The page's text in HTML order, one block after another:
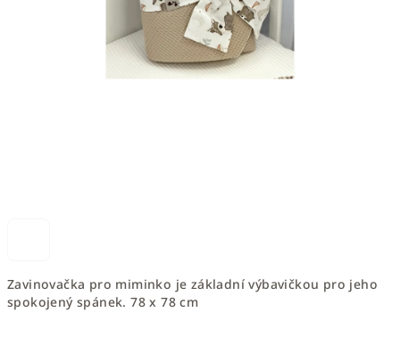
Zavinovačka pro miminko je základní výbavičkou pro jeho
spokojený spánek. 78 x 78 cm